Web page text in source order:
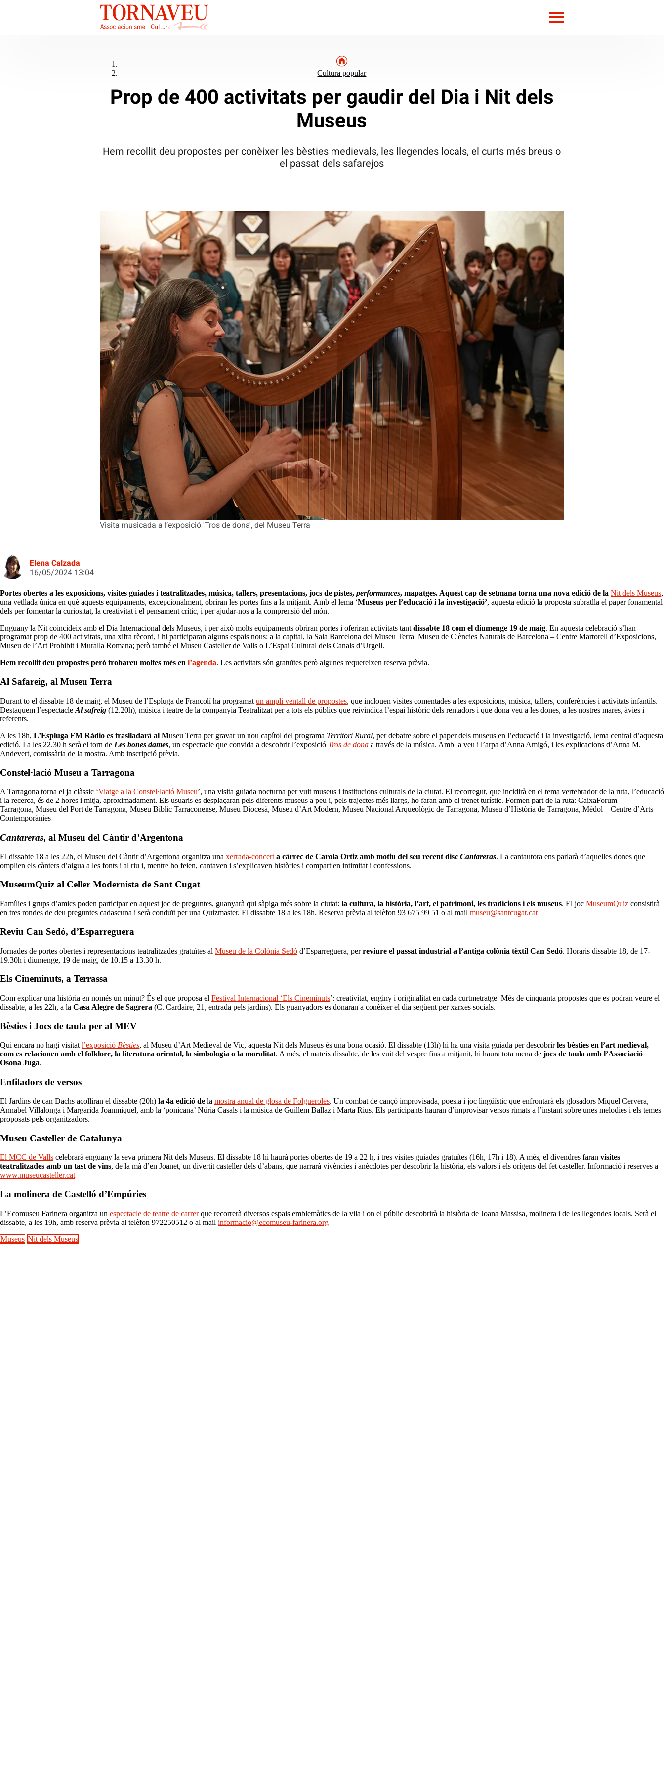
Visita musicada a l’exposició 'Tros de dona', del Museu Terra
Cultura popular
Prop de 400 activitats per gaudir del Dia i Nit dels
Museus
Hem recollit deu propostes per conèixer les bèsties medievals, les llegendes locals, el curts més breus o
el passat dels safarejos
Elena Calzada
16/05/2024 13:04
Portes obertes a les exposicions, visites guiades i teatralitzades, música, tallers, presentacions, jocs de pistes, performances, mapatges. Aquest cap de setmana torna una nova edició de la Nit dels Museus,
una vetllada única en què aquests equipaments, excepcionalment, obriran les portes fins a la mitjanit. Amb el lema ‘Museus per l’educació i la investigació’, aquesta edició la proposta subratlla el paper fonamental
dels per fomentar la curiositat, la creativitat i el pensament crític, i per ajudar-nos a la comprensió del món.
Enguany la Nit coincideix amb el Dia Internacional dels Museus, i per això molts equipaments obriran portes i oferiran activitats tantdissabte 18 com el diumenge 19 de maig. En aquesta celebració s’han
programat prop de 400 activitats, una xifra rècord, i hi participaran alguns espais nous: a la capital, la Sala Barcelona del Museu Terra, Museu de Ciències Naturals de Barcelona – Centre Martorell d’Exposicions,
Museu de l’Art Prohibit i Muralla Romana; però també el Museu Casteller de Valls o L’Espai Cultural dels Canals d’Urgell.
Hem recollit deu propostes però trobareu moltes més en l’agenda. Les activitats són gratuïtes però algunes requereixen reserva prèvia.
Al Safareig, al Museu Terra
Durant to el dissabte 18 de maig, el Museu de l’Espluga de Francolí ha programat un ampli ventall de propostes, que inclouen visites comentades a les exposicions, música, tallers, conferències i activitats infantils.
Destaquem l’espectacle Al safreig (12.20h), música i teatre de la companyia Teatralitzat per a tots els públics que reivindica l’espai històric dels rentadors i que dona veu a les dones, a les nostres mares, àvies i
referents.
A les 18h, L’Espluga FM Ràdio es traslladarà al Museu Terra per gravar un nou capítol del programa Territori Rural, per debatre sobre el paper dels museus en l’educació i la investigació, lema central d’aquesta
edició. I a les 22.30 h serà el torn de Les bones dames, un espectacle que convida a descobrir l’exposició Tros de dona a través de la música. Amb la veu i l’arpa d’Anna Amigó, i les explicacions d’Anna M.
Andevert, comissària de la mostra. Amb inscripció prèvia.
Constel·lació Museu a Tarragona
A Tarragona torna el ja clàssic ‘Viatge a la Constel·lació Museu’, una visita guiada nocturna per vuit museus i institucions culturals de la ciutat. El recorregut, que incidirà en el tema vertebrador de la ruta, l’educació
i la recerca, és de 2 hores i mitja, aproximadament. Els usuaris es desplaçaran pels diferents museus a peu i, pels trajectes més llargs, ho faran amb el trenet turístic. Formen part de la ruta: CaixaForum
Tarragona, Museu del Port de Tarragona, Museu Bíblic Tarraconense, Museu Diocesà, Museu d’Art Modern, Museu Nacional Arqueològic de Tarragona, Museu d’Història de Tarragona, Mèdol – Centre d’Arts
Contemporànies
Cantareras, al Museu del Càntir d’Argentona
El dissabte 18 a les 22h, el Museu del Càntir d’Argentona organitza una xerrada-concert a càrrec de Carola Ortiz amb motiu del seu recent disc Cantareras. La cantautora ens parlarà d’aquelles dones que
omplien els cànters d’aigua a les fonts i al riu i, mentre ho feien, cantaven i s’explicaven històries i compartien intimitat i confessions.
MuseumQuiz al Celler Modernista de Sant Cugat
Famílies i grups d’amics poden participar en aquest joc de preguntes, guanyarà qui sàpiga més sobre la ciutat: la cultura, la història, l’art, el patrimoni, les tradicions i els museus. El joc MuseumQuiz consistirà
en tres rondes de deu preguntes cadascuna i serà conduït per una Quizmaster. El dissabte 18 a les 18h. Reserva prèvia al telèfon 93 675 99 51 o al mail museu@santcugat.cat
Reviu Can Sedó, d’Esparreguera
Jornades de portes obertes i representacions teatralitzades gratuïtes al Museu de la Colònia Sedó d’Esparreguera, perreviure el passat industrial a l’antiga colònia tèxtil Can Sedó. Horaris dissabte 18, de 17-
19.30h i diumenge, 19 de maig, de 10.15 a 13.30 h.
Els Cineminuts, a Terrassa
Com explicar una història en només un minut? És el que proposa el Festival Internacional ‘Els Cineminuts’: creativitat, enginy i originalitat en cada curtmetratge. Més de cinquanta propostes que es podran veure el
dissabte, a les 22h, a la Casa Alegre de Sagrera (C. Cardaire, 21, entrada pels jardins). Els guanyadors es donaran a conèixer el dia següent per xarxes socials.
Bèsties i Jocs de taula per al MEV
Qui encara no hagi visitatl’exposició Bèsties, al Museu d’Art Medieval de Vic, aquesta Nit dels Museus és una bona ocasió. El dissabte (13h) hi ha una visita guiada per descobrirles bèsties en l’art medieval,
com es relacionen amb el folklore, la literatura oriental, la simbologia o la moralitat. A més, el mateix dissabte, de les vuit del vespre fins a mitjanit, hi haurà tota mena de jocs de taula amb l’Associació
Osona Juga.
Enfiladors de versos
El Jardins de can Dachs acolliran el dissabte (20h) la 4a edició de la mostra anual de glosa de Folgueroles. Un combat de cançó improvisada, poesia i joc lingüístic que enfrontarà els glosadors Miquel Cervera,
Annabel Villalonga i Margarida Joanmiquel, amb la ‘ponicana’ Núria Casals i la música de Guillem Ballaz i Marta Rius. Els participants hauran d’improvisar versos rimats a l’instant sobre unes melodies i els temes
proposats pels organitzadors.
Museu Casteller de Catalunya
El MCC de Valls celebrarà enguany la seva primera Nit dels Museus. El dissabte 18 hi haurà portes obertes de 19 a 22 h, i tres visites guiades gratuïtes (16h, 17h i 18). A més, el divendres faran visites
teatralitzades amb un tast de vins, de la mà d’en Joanet, un divertit casteller dels d’abans, que narrarà vivències i anècdotes per descobrir la història, els valors i els orígens del fet casteller. Informació i reserves a
www.museucasteller.cat
La molinera de Castelló d’Empúries
L’Ecomuseu Farinera organitza un espectacle de teatre de carrerque recorrerà diversos espais emblemàtics de la vila i on el públic descobrirà la història de Joana Massisa, molinera i de les llegendes locals. Serà el
dissabte, a les 19h, amb reserva prèvia al telèfon 972250512 o al mail informacio@ecomuseu-farinera.org
Museus Nit dels Museus